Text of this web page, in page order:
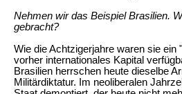
Nehmen wir das Beispiel Brasilien.
gebracht?
Wie die Achtzigerjahre waren sie
vorher internationales Kapital
Brasilien herrschen heute dieselbe
Militärdiktatur. Im neoliberalen